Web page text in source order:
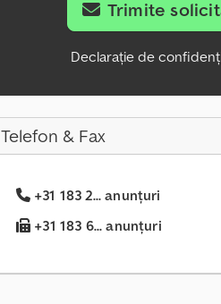
Trimite
Declarație de
Telefon & Fax
+31 183 2... anunțuri
+31 183 6... anunțuri